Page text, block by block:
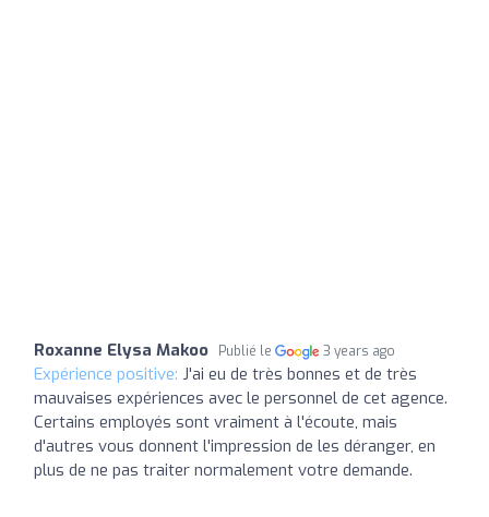
Roxanne Elysa Makoo Publié le 3 years ago
Expérience positive: J'ai eu de très bonnes et de très
mauvaises expériences avec le personnel de cet agence.
Certains employés sont vraiment à l'écoute, mais
d'autres vous donnent l'impression de les déranger, en
plus de ne pas traiter normalement votre demande.